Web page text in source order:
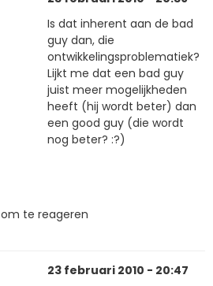
Is dat inherent aan de bad
guy dan, die
ontwikkelingsproblematiek?
Lijkt me dat een bad guy
juist meer mogelijkheden
heeft (hij wordt beter) dan
een good guy (die wordt
nog beter? :?)
om te reageren
23 februari 2010 - 20:47